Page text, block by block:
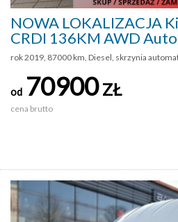
NOWA LOKALIZACJA
CRDI 136KM AWD
rok 2019, 87000 km, Diesel, skrzynia
od 70900ZŁ
cena brutto